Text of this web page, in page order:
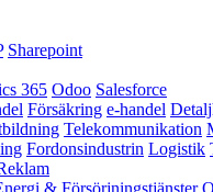
Sharepoint
365 Odoo Salesforce
Försäkring e‑handel
Telekommunikation
Fordonsindustrin Logistik
& Försörjningstjänster